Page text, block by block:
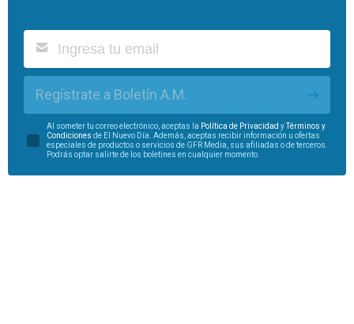
Regístrate a Boletín A.M.
Al someter tu correo electrónico, aceptas la Política de Privacidad yTérminos y
Condiciones de El Nuevo Día. Además, aceptas recibir información u ofertas
especiales de productos o servicios de GFR Media, sus afiliadas o de terceros.
Podrás optar salirte de los boletines en cualquier momento.